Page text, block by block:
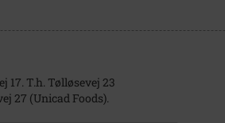
17. T.h. Tølløsevej 23
27 (Unicad Foods).